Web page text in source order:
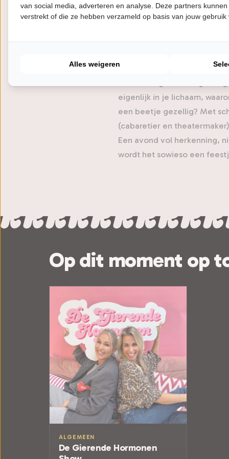
Over De
Na het succes van hun
binnenstormde – trekken
voorstelling. In deze
eigenlijk in je lichaam,
een beetje gezellig? Met
(cabaretier en
Een avond vol herkenning,
wordt het sowieso een
Op dit moment op
ALGEMEEN
De Gierende Hormonen
van social media, adverteren en analyse. Deze partners
verstrekt of die ze hebben verzameld op basis van jouw gebruik
Alles weigeren